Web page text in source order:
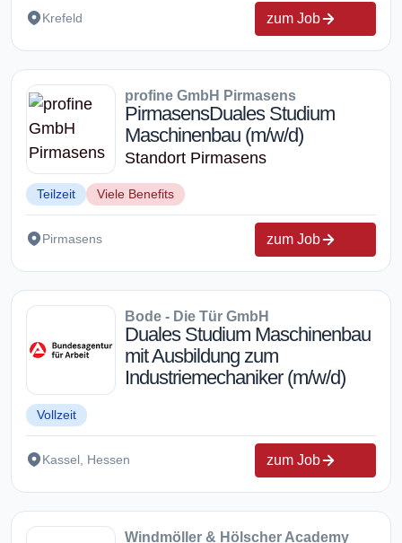
Krefeld zum Job
profine GmbH Pirmasens
PirmasensDuales Studium
Maschinenbau (m/w/d)
Standort Pirmasens
Teilzeit Viele Benefits
Pirmasens zum Job
Bode - Die Tür GmbH
Duales Studium Maschinenbau
mit Ausbildung zum
Industriemechaniker (m/w/d)
Vollzeit
Kassel, Hessen zum Job
Windmöller & Hölscher Academy